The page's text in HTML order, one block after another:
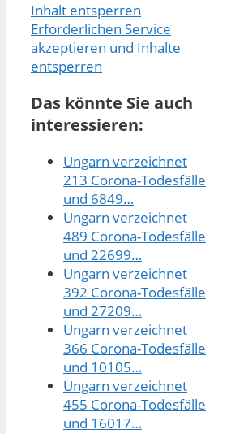
Inhalt entsperren
Erforderlichen Service
akzeptieren und Inhalte
entsperren
Das könnte Sie auch
interessieren:
Ungarn verzeichnet
213 Corona-Todesfälle
und 6849…
Ungarn verzeichnet
489 Corona-Todesfälle
und 22699…
Ungarn verzeichnet
392 Corona-Todesfälle
und 27209…
Ungarn verzeichnet
366 Corona-Todesfälle
und 10105…
Ungarn verzeichnet
455 Corona-Todesfälle
und 16017…